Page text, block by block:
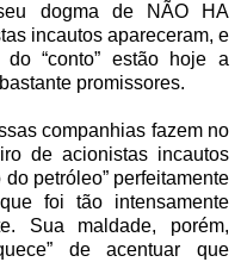
dogma de NÃO HA
incautos apareceram, e
do “conto” estão hoje a
promissores.
companhias fazem no
de acionistas incautos
petróleo” perfeitamente
foi tão intensamente
Sua maldade, porém,
de acentuar que